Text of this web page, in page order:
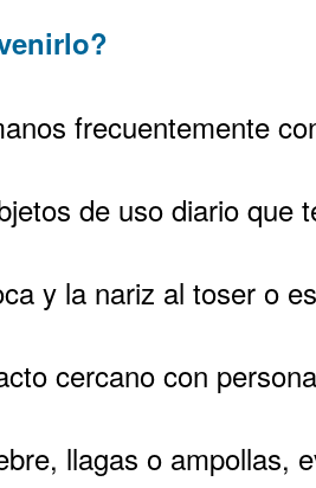
frecuentemente
de uso diario que
y la nariz al toser o
cercano con
llagas o ampollas,